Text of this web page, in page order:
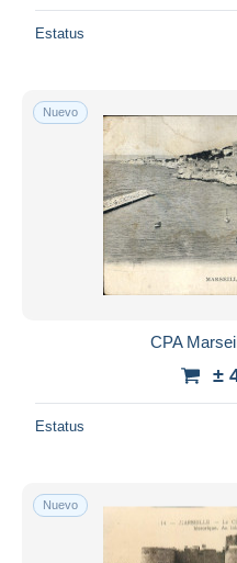
Estatus
Nuevo
CPA
±
Estatus
Nuevo